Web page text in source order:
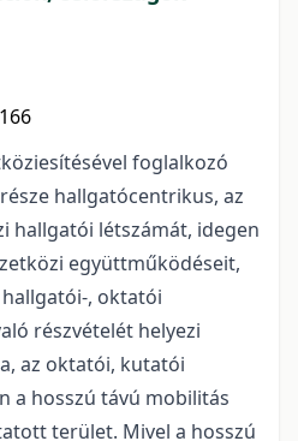
166
foglalkozó
hallgatócentrikus, az
hallgatói létszámát, idegen
együttműködéseit,
, oktatói
részvételét helyezi
az oktatói, kutatói
a hosszú távú mobilitás
terület. Mivel a hosszú